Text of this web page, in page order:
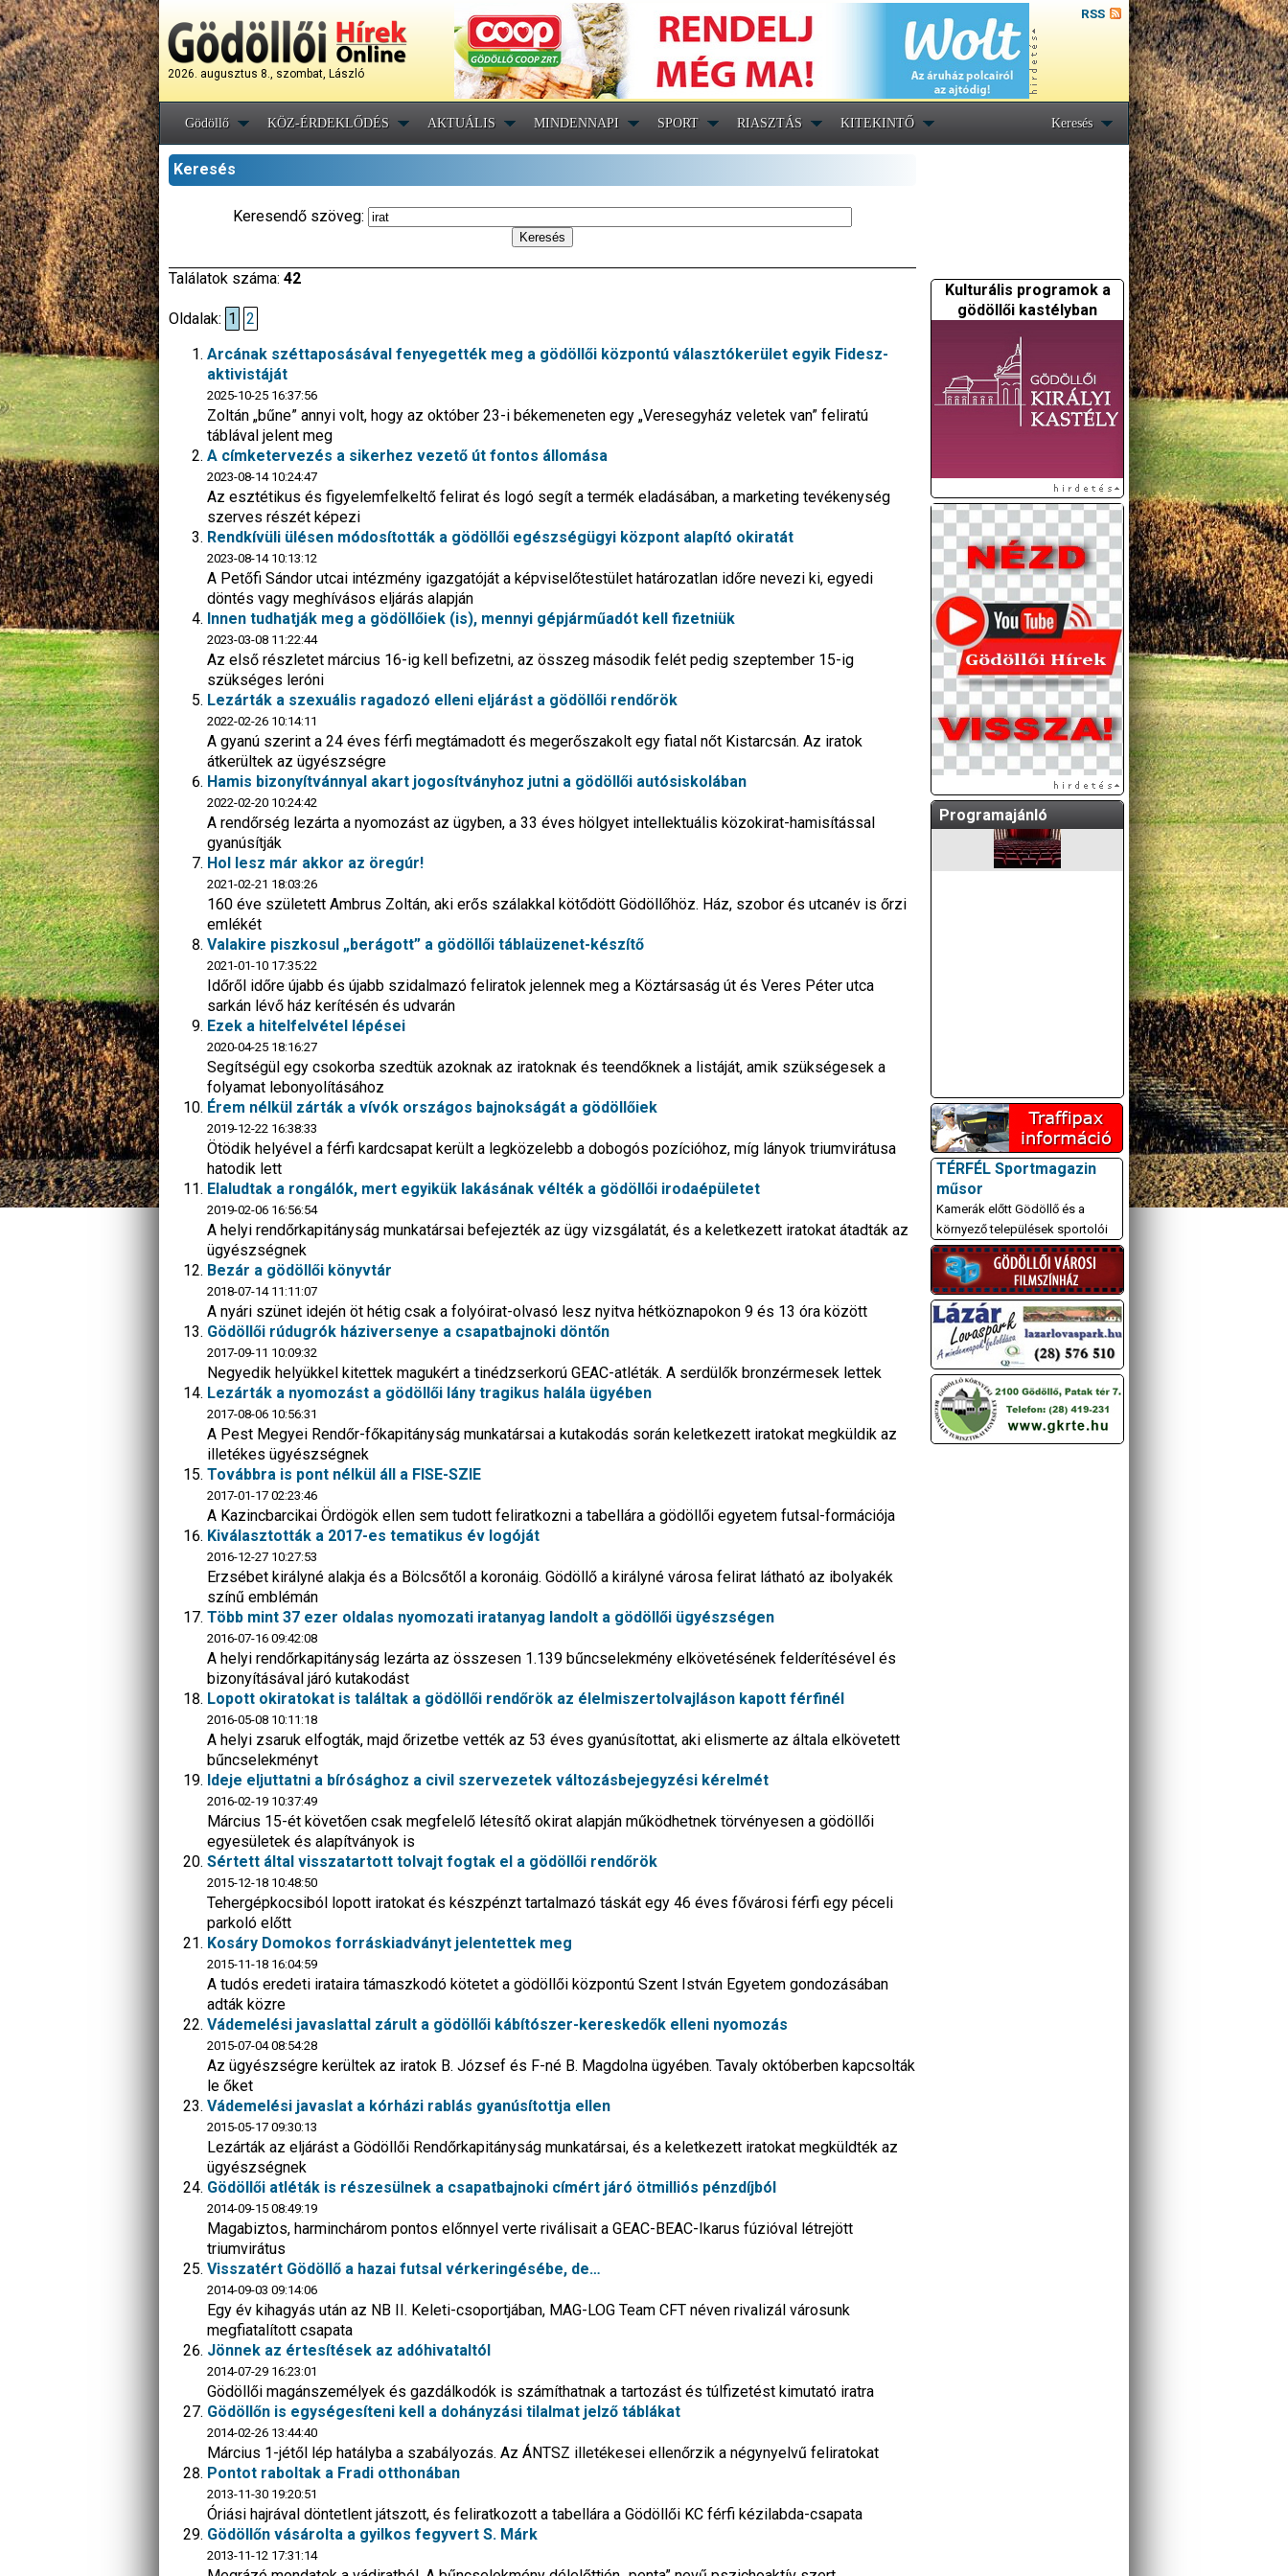
2026. augusztus 8., szombat, László
RSS
Gödöllő KÖZ-ÉRDEKLŐDÉS AKTUÁLIS MINDENNAPI SPORT RIASZTÁS KITEKINTŐ Keresés
Keresés
Keresendő szöveg:
Találatok száma: 42
Oldalak: 1
2
Arcának széttaposásával fenyegették meg a gödöllői központú választókerület egyik Fidesz-
aktivistáját
2025-10-25 16:37:56
Zoltán „bűne” annyi volt, hogy az október 23-i békemeneten egy „Veresegyház veletek van” feliratú
táblával jelent meg
A címketervezés a sikerhez vezető út fontos állomása
2023-08-14 10:24:47
Az esztétikus és figyelemfelkeltő felirat és logó segít a termék eladásában, a marketing tevékenység
szerves részét képezi
Rendkívüli ülésen módosították a gödöllői egészségügyi központ alapító okiratát
2023-08-14 10:13:12
A Petőfi Sándor utcai intézmény igazgatóját a képviselőtestület határozatlan időre nevezi ki, egyedi
döntés vagy meghívásos eljárás alapján
Innen tudhatják meg a gödöllőiek (is), mennyi gépjárműadót kell fizetniük
2023-03-08 11:22:44
Az első részletet március 16-ig kell befizetni, az összeg második felét pedig szeptember 15-ig
szükséges leróni
Lezárták a szexuális ragadozó elleni eljárást a gödöllői rendőrök
2022-02-26 10:14:11
A gyanú szerint a 24 éves férfi megtámadott és megerőszakolt egy fiatal nőt Kistarcsán. Az iratok
átkerültek az ügyészségre
Hamis bizonyítvánnyal akart jogosítványhoz jutni a gödöllői autósiskolában
2022-02-20 10:24:42
A rendőrség lezárta a nyomozást az ügyben, a 33 éves hölgyet intellektuális közokirat-hamisítással
gyanúsítják
Hol lesz már akkor az öregúr!
2021-02-21 18:03:26
160 éve született Ambrus Zoltán, aki erős szálakkal kötődött Gödöllőhöz. Ház, szobor és utcanév is őrzi
emlékét
Valakire piszkosul „berágott” a gödöllői táblaüzenet-készítő
2021-01-10 17:35:22
Időről időre újabb és újabb szidalmazó feliratok jelennek meg a Köztársaság út és Veres Péter utca
sarkán lévő ház kerítésén és udvarán
Ezek a hitelfelvétel lépései
2020-04-25 18:16:27
Segítségül egy csokorba szedtük azoknak az iratoknak és teendőknek a listáját, amik szükségesek a
folyamat lebonyolításához
Érem nélkül zárták a vívók országos bajnokságát a gödöllőiek
2019-12-22 16:38:33
Ötödik helyével a férfi kardcsapat került a legközelebb a dobogós pozícióhoz, míg lányok triumvirátusa
hatodik lett
Elaludtak a rongálók, mert egyikük lakásának vélték a gödöllői irodaépületet
2019-02-06 16:56:54
A helyi rendőrkapitányság munkatársai befejezték az ügy vizsgálatát, és a keletkezett iratokat átadták az
ügyészségnek
Bezár a gödöllői könyvtár
2018-07-14 11:11:07
A nyári szünet idején öt hétig csak a folyóirat-olvasó lesz nyitva hétköznapokon 9 és 13 óra között
Gödöllői rúdugrók háziversenye a csapatbajnoki döntőn
2017-09-11 10:09:32
Negyedik helyükkel kitettek magukért a tinédzserkorú GEAC-atléták. A serdülők bronzérmesek lettek
Lezárták a nyomozást a gödöllői lány tragikus halála ügyében
2017-08-06 10:56:31
A Pest Megyei Rendőr-főkapitányság munkatársai a kutakodás során keletkezett iratokat megküldik az
illetékes ügyészségnek
Továbbra is pont nélkül áll a FISE-SZIE
2017-01-17 02:23:46
A Kazincbarcikai Ördögök ellen sem tudott feliratkozni a tabellára a gödöllői egyetem futsal-formációja
Kiválasztották a 2017-es tematikus év logóját
2016-12-27 10:27:53
Erzsébet királyné alakja és a Bölcsőtől a koronáig. Gödöllő a királyné városa felirat látható az ibolyakék
színű emblémán
Több mint 37 ezer oldalas nyomozati iratanyag landolt a gödöllői ügyészségen
2016-07-16 09:42:08
A helyi rendőrkapitányság lezárta az összesen 1.139 bűncselekmény elkövetésének felderítésével és
bizonyításával járó kutakodást
Lopott okiratokat is találtak a gödöllői rendőrök az élelmiszertolvajláson kapott férfinél
2016-05-08 10:11:18
A helyi zsaruk elfogták, majd őrizetbe vették az 53 éves gyanúsítottat, aki elismerte az általa elkövetett
bűncselekményt
Ideje eljuttatni a bírósághoz a civil szervezetek változásbejegyzési kérelmét
2016-02-19 10:37:49
Március 15-ét követően csak megfelelő létesítő okirat alapján működhetnek törvényesen a gödöllői
egyesületek és alapítványok is
Sértett által visszatartott tolvajt fogtak el a gödöllői rendőrök
2015-12-18 10:48:50
Tehergépkocsiból lopott iratokat és készpénzt tartalmazó táskát egy 46 éves fővárosi férfi egy péceli
parkoló előtt
Kosáry Domokos forráskiadványt jelentettek meg
2015-11-18 16:04:59
A tudós eredeti irataira támaszkodó kötetet a gödöllői központú Szent István Egyetem gondozásában
adták közre
Vádemelési javaslattal zárult a gödöllői kábítószer-kereskedők elleni nyomozás
2015-07-04 08:54:28
Az ügyészségre kerültek az iratok B. József és F-né B. Magdolna ügyében. Tavaly októberben kapcsolták
le őket
Vádemelési javaslat a kórházi rablás gyanúsítottja ellen
2015-05-17 09:30:13
Lezárták az eljárást a Gödöllői Rendőrkapitányság munkatársai, és a keletkezett iratokat megküldték az
ügyészségnek
Gödöllői atléták is részesülnek a csapatbajnoki címért járó ötmilliós pénzdíjból
2014-09-15 08:49:19
Magabiztos, harminchárom pontos előnnyel verte riválisait a GEAC-BEAC-Ikarus fúzióval létrejött
triumvirátus
Visszatért Gödöllő a hazai futsal vérkeringésébe, de…
2014-09-03 09:14:06
Egy év kihagyás után az NB II. Keleti-csoportjában, MAG-LOG Team CFT néven rivalizál városunk
megfiatalított csapata
Jönnek az értesítések az adóhivataltól
2014-07-29 16:23:01
Gödöllői magánszemélyek és gazdálkodók is számíthatnak a tartozást és túlfizetést kimutató iratra
Gödöllőn is egységesíteni kell a dohányzási tilalmat jelző táblákat
2014-02-26 13:44:40
Március 1-jétől lép hatályba a szabályozás. Az ÁNTSZ illetékesei ellenőrzik a négynyelvű feliratokat
Pontot raboltak a Fradi otthonában
2013-11-30 19:20:51
Óriási hajrával döntetlent játszott, és feliratkozott a tabellára a Gödöllői KC férfi kézilabda-csapata
Gödöllőn vásárolta a gyilkos fegyvert S. Márk
2013-11-12 17:31:14
Kulturális programok a
gödöllői kastélyban
Programajánló
A GÖDÖLLŐI ÉS
KÖRNYÉKBELI
SPORTPROGRAMOKAT
KÖZÖSSÉGI
OLDALUNKON TESSZÜK
KÖZZÉ!
TÉRFÉL Sportmagazin
műsor
Kamerák előtt Gödöllő és a
környező települések sportolói